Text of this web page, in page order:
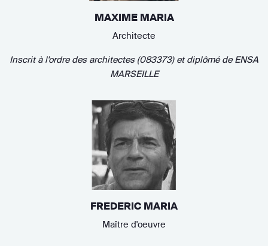
MAXIME MARIA
Architecte
Inscrit à l'ordre des architectes (083373) et diplômé deENSA
MARSEILLE
FREDERIC MARIA
Maître d'oeuvre